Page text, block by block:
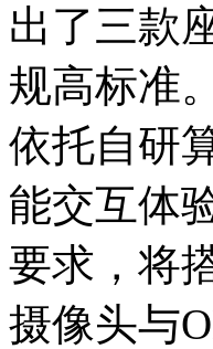
出了三款
规高标准
依托自研
能交互体
要求，将
摄像头与